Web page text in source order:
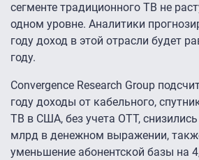
сегменте традиционного ТВ не
одном уровне. Аналитики
году доход в этой отрасли будет
году.
Convergence Research Group
году доходы от кабельного,
ТВ в США, без учета OTT,
млрд в денежном выражении,
уменьшение абонентской базы на